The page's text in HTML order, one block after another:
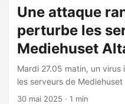
cours: les équipes «
solution. ⏳ Incertitude: il
temps la situation va durer.
Une attaque
perturbe les
Mediehuset
Mardi 27.05 matin, un
les serveurs de
plusieurs de leurs services.
30 mai 2025 · 1 min